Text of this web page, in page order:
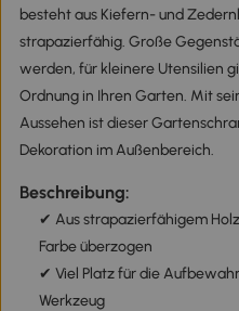
besteht aus Kiefern- und
strapazierfähig. Große
werden, für kleinere Utensilien
Ordnung in Ihren Garten. Mit
Aussehen ist dieser
Dekoration im Außenbereich.
Beschreibung:
✔ Aus strapazierfähigem
Farbe überzogen
✔ Viel Platz für die
Werkzeug